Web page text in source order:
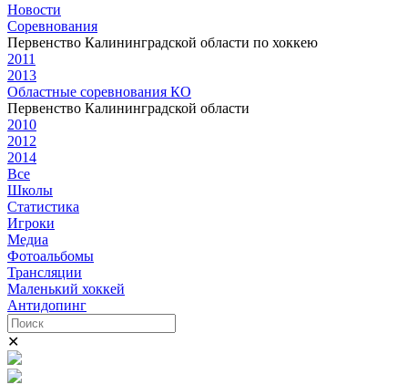
Новости
Соревнования
Первенство Калининградской области по хоккею
2011
2013
Областные соревнования КО
Первенство Калининградской области
2010
2012
2014
Все
Школы
Статистика
Игроки
Медиа
Фотоальбомы
Трансляции
Маленький хоккей
Антидопинг
✕